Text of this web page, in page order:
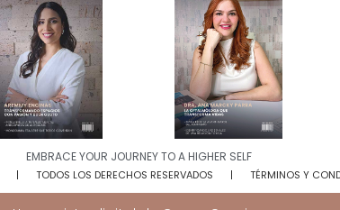
EMBRACE YOUR JOURNEY TO A HIGHER SELF​
TODOS LOS DERECHOS RESERVADOS TÉRMINOS Y